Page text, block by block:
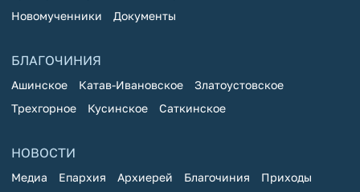
Новомученники
Документы
БЛАГОЧИНИЯ
Ашинское Катав-Ивановское
Златоустовское
Трехгорное
Кусинское Саткинское
НОВОСТИ
Медиа Епархия Архиерей Благочиния Приходы